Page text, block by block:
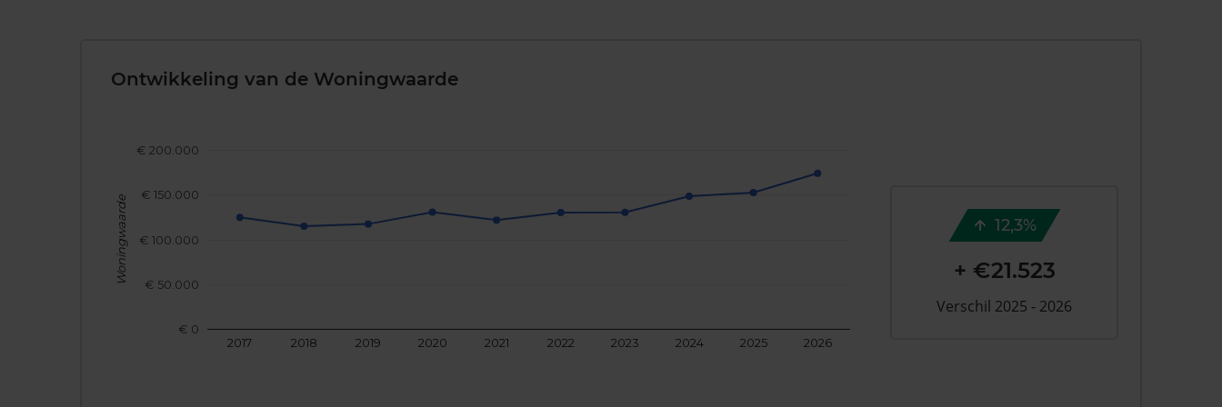
Ontwikkeling van de Woningwaarde
2017 2018 2019 2020 2021 2022 2023 2024 2025 2026
€ 0
€ 50.000
€ 100.000
€ 150.000
€ 200.000
Woningwaarde 12,3%
+ €21.523
Verschil 2025 - 2026